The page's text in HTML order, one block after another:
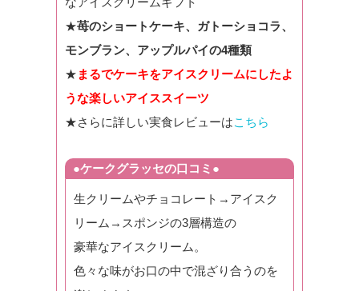
★苺のショートケーキ、ガトーショコラ、
モンブラン、アップルパイの4種類
★ まるでケーキをアイスクリームにしたよ
うな楽しいアイススイーツ
★さらに詳しい実食レビューはこちら
●ケークグラッセの口コミ●
生クリームやチョコレート→アイスク
リーム→スポンジの3層構造の
豪華なアイスクリーム。
色々な味がお口の中で混ざり合うのを